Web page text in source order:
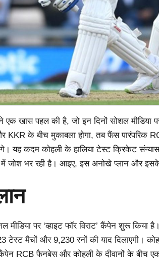
एक खास पहल की है, जो इन दिनों सोशल मीडिया
KKR के बीच मुकाबला होगा, तब फैंस पारंपरिक
यह कदम कोहली के हालिया टेस्ट क्रिकेट
भर रही है। आइए, इस अनोखे प्लान और
पर ‘व्हाइट फॉर विराट’ कैंपेन शुरू किया
टेस्ट मैचों और 9,230 रनों की याद दिलाएगी।
RCB फैनबेस और कोहली के दीवानों के बीच